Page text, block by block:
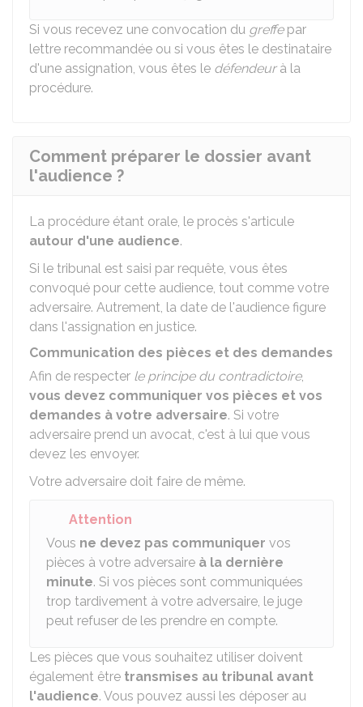
Si vous recevez une convocation du greffepar
lettre recommandée ou si vous êtes le destinataire
d'une assignation, vous êtes le défendeurà la
procédure.
Comment préparer le dossier avant
l'audience ?
La procédure étant orale, le procès s'articule
autour d'une audience.
Si le tribunal est saisi par requête, vous êtes
convoqué pour cette audience, tout comme votre
adversaire. Autrement, la date de l'audience figure
dans l'assignation en justice.
Communication des pièces et des demandes
Afin de respecter le principe du contradictoire,
vous devez communiquer vos pièces et vos
demandes à votre adversaire. Si votre
adversaire prend un avocat, c'est à lui que vous
devez les envoyer.
Votre adversaire doit faire de même.
Attention
Vous ne devez pas communiquer vos
pièces à votre adversaire à la dernière
minute. Si vos pièces sont communiquées
trop tardivement à votre adversaire, le juge
peut refuser de les prendre en compte.
Les pièces que vous souhaitez utiliser doivent
également être transmises au tribunal avant
l'audience. Vous pouvez aussi les déposer au